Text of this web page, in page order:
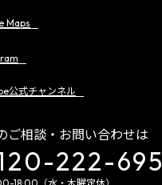
Maps
公式チャンネル
ご相談・お問い合わせは
222-695